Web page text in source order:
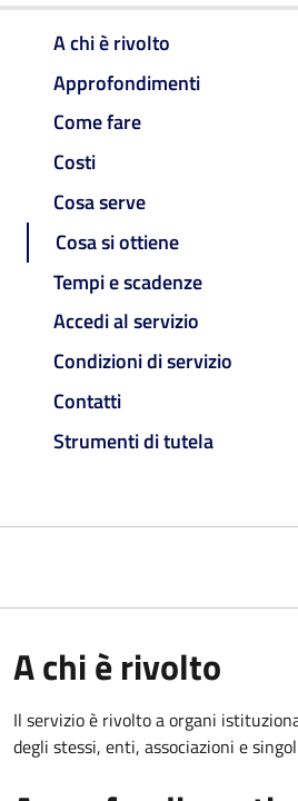
A chi è rivolto
Approfondimenti
Come fare
Costi
Cosa serve
Cosa si ottiene
Tempi e scadenze
Accedi al servizio
Condizioni di servizio
Contatti
Strumenti di tutela
A chi è rivolto
Il servizio è rivolto a organi
degli stessi, enti, associazioni e